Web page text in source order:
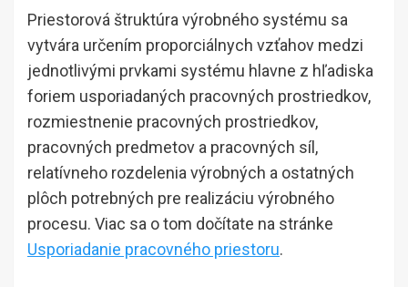
Priestorová štruktúra výrobného systému sa
vytvára určením proporciálnych vzťahov medzi
jednotlivými prvkami systému hlavne z hľadiska
foriem usporiadaných pracovných prostriedkov,
rozmiestnenie pracovných prostriedkov,
pracovných predmetov a pracovných síl,
relatívneho rozdelenia výrobných a ostatných
plôch potrebných pre realizáciu výrobného
procesu. Viac sa o tom dočítate na stránke
Usporiadanie pracovného priestoru.